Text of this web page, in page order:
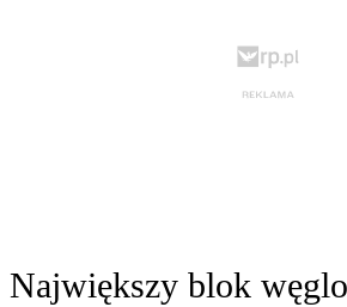
Największy blok